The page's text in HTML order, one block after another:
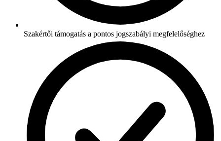
Szakértői támogatás a pontos jogszabályi megfelelőséghez